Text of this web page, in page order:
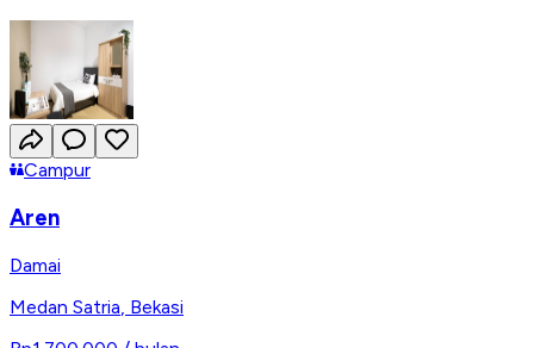
Campur
Aren
Damai
Medan Satria Bekasi